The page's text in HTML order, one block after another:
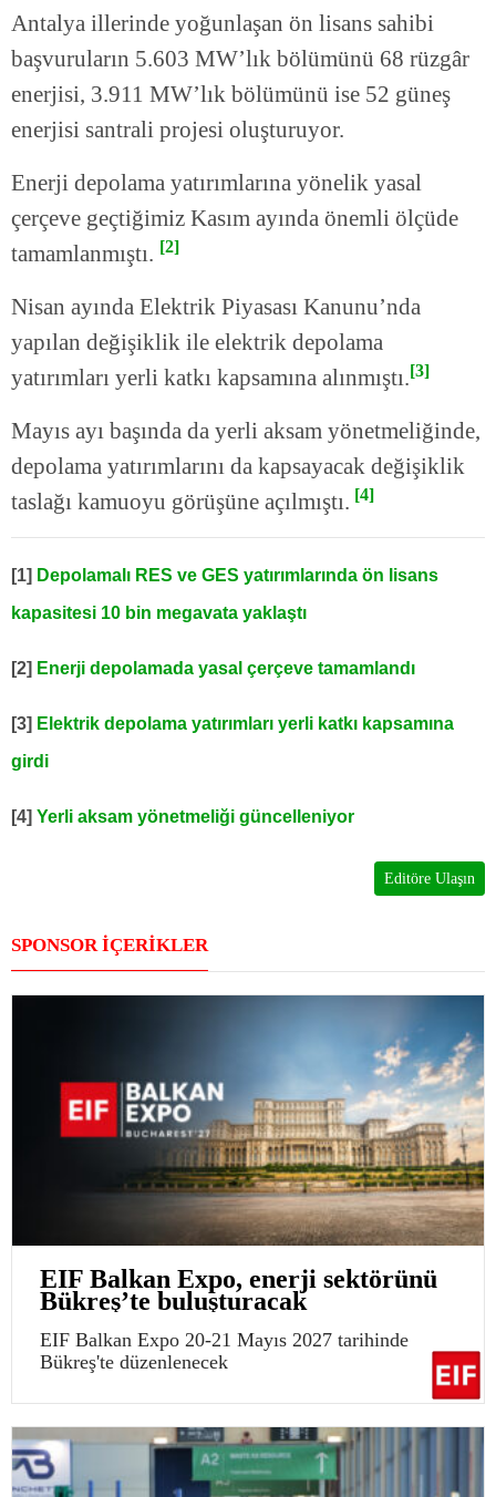
Antalya illerinde yoğunlaşan ön lisans sahibi
başvuruların 5.603 MW’lık bölümünü 68 rüzgâr
enerjisi, 3.911 MW’lık bölümünü ise 52 güneş
enerjisi santrali projesi oluşturuyor.
Enerji depolama yatırımlarına yönelik yasal
çerçeve geçtiğimiz Kasım ayında önemli ölçüde
tamamlanmıştı. [2]
Nisan ayında Elektrik Piyasası Kanunu’nda
yapılan değişiklik ile elektrik depolama
yatırımları yerli katkı kapsamına alınmıştı.[3]
Mayıs ayı başında da yerli aksam yönetmeliğinde,
depolama yatırımlarını da kapsayacak değişiklik
taslağı kamuoyu görüşüne açılmıştı. [4]
[1] Depolamalı RES ve GES yatırımlarında ön lisans
kapasitesi 10 bin megavata yaklaştı
[2] Enerji depolamada yasal çerçeve tamamlandı
[3] Elektrik depolama yatırımları yerli katkı kapsamına
girdi
[4] Yerli aksam yönetmeliği güncelleniyor
Editöre Ulaşın
SPONSOR İÇERİKLER
EIF Balkan Expo, enerji sektörünü
Bükreş’te buluşturacak
EIF Balkan Expo 20-21 Mayıs 2027 tarihinde
Bükreş'te düzenlenecek